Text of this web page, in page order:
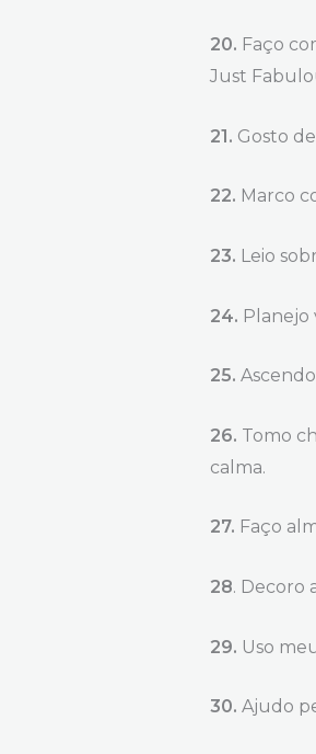
20. Faço
Just
21. Gosto
22. Marco
23. Leio
24. Planejo
25.
26. Tomo
calma.
27. Faço
28. Decoro
29. Uso
30. Ajudo